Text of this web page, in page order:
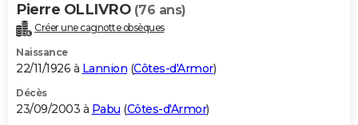
Pierre OLLIVRO (76 ans)
Créer une cagnotte obsèques
Naissance
22/11/1926 à Lannion (Côtes-d'Armor)
Décès
23/09/2003 à Pabu (Côtes-d'Armor)